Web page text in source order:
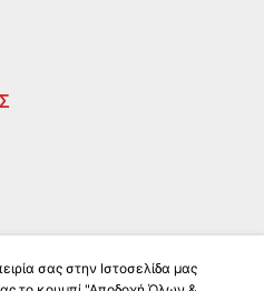
σας στην Ιστοσελίδα μας